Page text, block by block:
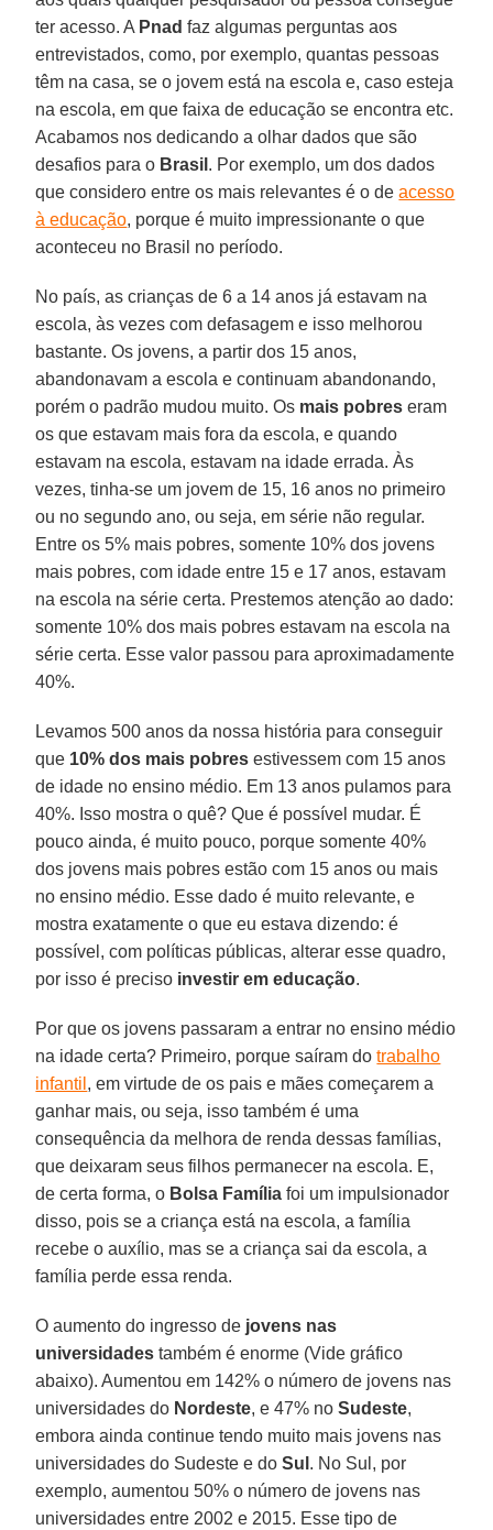
ter acesso. A Pnad faz algumas perguntas aos
entrevistados, como, por exemplo, quantas pessoas
têm na casa, se o jovem está na escola e, caso esteja
na escola, em que faixa de educação se encontra etc.
Acabamos nos dedicando a olhar dados que são
desafios para o Brasil . Por exemplo, um dos dados
que considero entre os mais relevantes é o deacesso
à educação, porque é muito impressionante o que
aconteceu no Brasil no período.
No país, as crianças de 6 a 14 anos já estavam na
escola, às vezes com defasagem e isso melhorou
bastante. Os jovens, a partir dos 15 anos,
abandonavam a escola e continuam abandonando,
porém o padrão mudou muito. Os mais pobres eram
os que estavam mais fora da escola, e quando
estavam na escola, estavam na idade errada. Às
vezes, tinha-se um jovem de 15, 16 anos no primeiro
ou no segundo ano, ou seja, em série não regular.
Entre os 5% mais pobres, somente 10% dos jovens
mais pobres, com idade entre 15 e 17 anos, estavam
na escola na série certa. Prestemos atenção ao dado:
somente 10% dos mais pobres estavam na escola na
série certa. Esse valor passou para aproximadamente
40%.
Levamos 500 anos da nossa história para conseguir
que 10% dos mais pobres estivessem com 15 anos
de idade no ensino médio. Em 13 anos pulamos para
40%. Isso mostra o quê? Que é possível mudar. É
pouco ainda, é muito pouco, porque somente 40%
dos jovens mais pobres estão com 15 anos ou mais
no ensino médio. Esse dado é muito relevante, e
mostra exatamente o que eu estava dizendo: é
possível, com políticas públicas, alterar esse quadro,
por isso é preciso investir em educação.
Por que os jovens passaram a entrar no ensino médio
na idade certa? Primeiro, porque saíram dotrabalho
infantil , em virtude de os pais e mães começarem a
ganhar mais, ou seja, isso também é uma
consequência da melhora de renda dessas famílias,
que deixaram seus filhos permanecer na escola. E,
de certa forma, o Bolsa Família foi um impulsionador
disso, pois se a criança está na escola, a família
recebe o auxílio, mas se a criança sai da escola, a
família perde essa renda.
O aumento do ingresso de jovens nas
universidades também é enorme (Vide gráfico
abaixo). Aumentou em 142% o número de jovens nas
universidades do Nordeste, e 47% noSudeste,
embora ainda continue tendo muito mais jovens nas
universidades do Sudeste e doSul . No Sul, por
exemplo, aumentou 50% o número de jovens nas
universidades entre 2002 e 2015. Esse tipo de